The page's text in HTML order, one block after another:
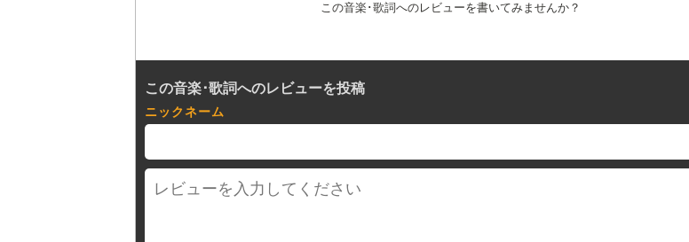
この音楽･歌詞へのレビューを書いてみませんか？
この音楽･歌詞へのレビューを投稿
ニックネーム